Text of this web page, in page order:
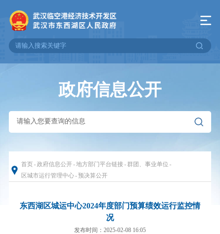
政府信息公开
首页-政府信息公开-地方部门平台链接- 群团、事业单位 -
区城市运行管理中心-预决算公开
东西湖区城运中心2024年度部门预算绩效运行监控情
况
发布时间：2025-02-08 16:05